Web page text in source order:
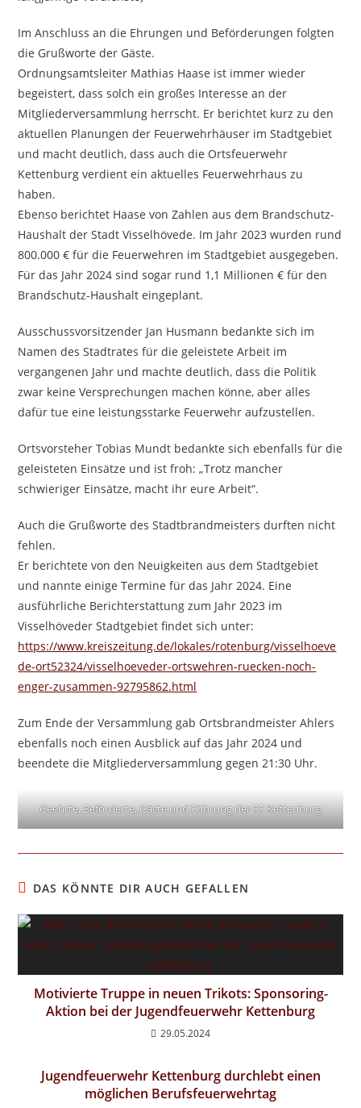
Im Anschluss an die Ehrungen und Beförderungen folgten
die Grußworte der Gäste.
Ordnungsamtsleiter Mathias Haase ist immer wieder
begeistert, dass solch ein großes Interesse an der
Mitgliederversammlung herrscht. Er berichtet kurz zu den
aktuellen Planungen der Feuerwehrhäuser im Stadtgebiet
und macht deutlich, dass auch die Ortsfeuerwehr
Kettenburg verdient ein aktuelles Feuerwehrhaus zu
haben.
Ebenso berichtet Haase von Zahlen aus dem Brandschutz-
Haushalt der Stadt Visselhövede. Im Jahr 2023 wurden rund
800.000 € für die Feuerwehren im Stadtgebiet ausgegeben.
Für das Jahr 2024 sind sogar rund 1,1 Millionen € für den
Brandschutz-Haushalt eingeplant.
Ausschussvorsitzender Jan Husmann bedankte sich im
Namen des Stadtrates für die geleistete Arbeit im
vergangenen Jahr und machte deutlich, dass die Politik
zwar keine Versprechungen machen könne, aber alles
dafür tue eine leistungsstarke Feuerwehr aufzustellen.
Ortsvorsteher Tobias Mundt bedankte sich ebenfalls für die
geleisteten Einsätze und ist froh: „Trotz mancher
schwieriger Einsätze, macht ihr eure Arbeit“.
Auch die Grußworte des Stadtbrandmeisters durften nicht
fehlen.
Er berichtete von den Neuigkeiten aus dem Stadtgebiet
und nannte einige Termine für das Jahr 2024. Eine
ausführliche Berichterstattung zum Jahr 2023 im
Visselhöveder Stadtgebiet findet sich unter:
https://www.kreiszeitung.de/lokales/rotenburg/visselhoeve
de-ort52324/visselhoeveder-ortswehren-ruecken-noch-
enger-zusammen-92795862.html
Zum Ende der Versammlung gab Ortsbrandmeister Ahlers
ebenfalls noch einen Ausblick auf das Jahr 2024 und
beendete die Mitgliederversammlung gegen 21:30 Uhr.
Geehrte, Beförderte, Gäste und Führung der FF Kettenburg
DAS KÖNNTE DIR AUCH GEFALLEN
Motivierte Truppe in neuen Trikots: Sponsoring-
Aktion bei der Jugendfeuerwehr Kettenburg
29.05.2024
Jugendfeuerwehr Kettenburg durchlebt einen
möglichen Berufsfeuerwehrtag